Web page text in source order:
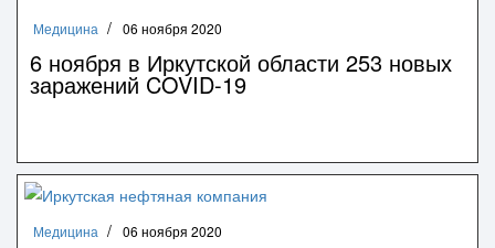
Медицина 06 ноября 2020
6 ноября в Иркутской области 253 новых
заражений COVID-19
Медицина 06 ноября 2020